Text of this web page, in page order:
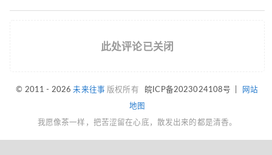
此处评论已关闭
© 2011 - 2026未来往事 版权所有 皖ICP备2023024108号 网站
地图
我愿像茶一样，把苦涩留在心底，散发出来的都是清香。